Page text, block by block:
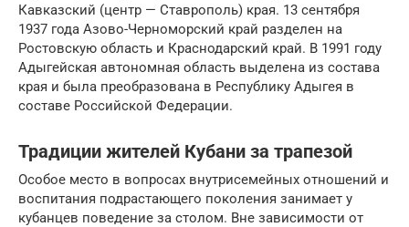
Кавказский (центр — Ставрополь) края. 13 сентября
1937 года Азово-Черноморский край разделен на
Ростовскую область и Краснодарский край. В 1991 году
Адыгейская автономная область выделена из состава
края и была преобразована в Республику Адыгея в
составе Российской Федерации.
Традиции жителей Кубани за трапезой
Особое место в вопросах внутрисемейных отношений и
воспитания подрастающего поколения занимает у
кубанцев поведение за столом. Вне зависимости от